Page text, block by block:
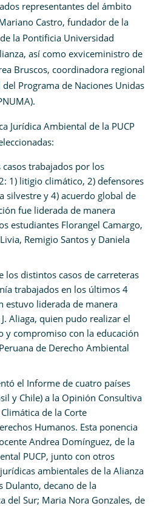
representantes del ámbito
Castro, fundador de la
la Pontificia Universidad
así como exviceministro de
Bruscos, coordinadora regional
Programa de Naciones Unidas
Jurídica Ambiental de la PUCP
trabajados por los
1) litigio climático, 2) defensores
silvestre y 4) acuerdo global de
fue liderada de manera
estudiantes Florangel Camargo,
Remigio Santos y Daniela
los distintos casos de carreteras
trabajados en los últimos 4
estuvo liderada de manera
Aliaga, quien pudo realizar el
y compromiso con la educación
de Derecho Ambiental
el Informe de cuatro países
y Chile) a la Opinión Consultiva
de la Corte
Humanos. Esta ponencia
Andrea Domínguez, de la
PUCP, junto con otros
ambientales de la Alianza
Dulanto, decano de la
del Sur; Maria Nora Gonzales, de